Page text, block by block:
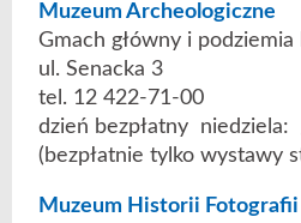
Muzeum Archeologiczne
Gmach główny i
ul. Senacka 3
tel. 12 422-71-00
dzień bezpłatny niedziela:
(bezpłatnie tylko wystawy
Muzeum Historii